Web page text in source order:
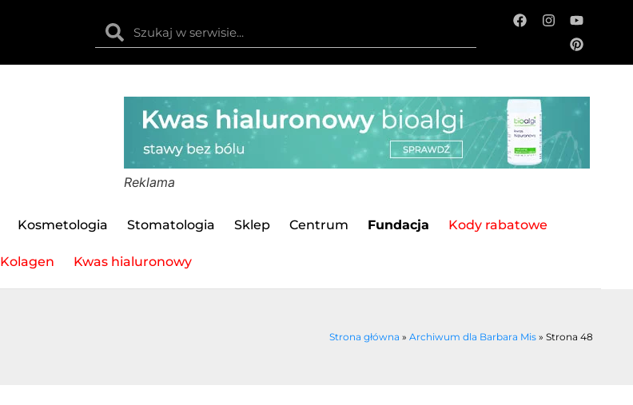
Reklama
Kosmetologia Stomatologia Sklep Centrum Fundacja Kody rabatowe
Kolagen Kwas hialuronowy
Strona główna » Archiwum dla Barbara Mis» Strona 48